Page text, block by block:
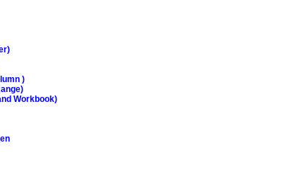
)
Workbook)